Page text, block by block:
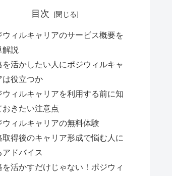
目次
ウィルキャリアのサービス概要を
解説
を活かしたい人にポジウィルキャ
は役立つか
ウィルキャリアを利用する前に知
おきたい注意点
ウィルキャリアの無料体験
取得後のキャリア形成で悩む人に
アドバイス
を活かすだけじゃない！ポジウィ